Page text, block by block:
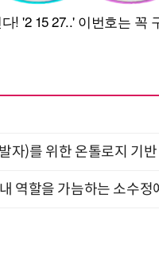
자)를 위한 온톨로지 기
역할을 가늠하는 소수